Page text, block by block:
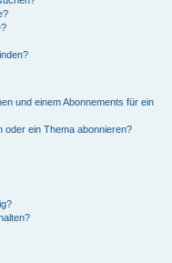
und einem Abonnements für ein
oder ein Thema abonnieren?